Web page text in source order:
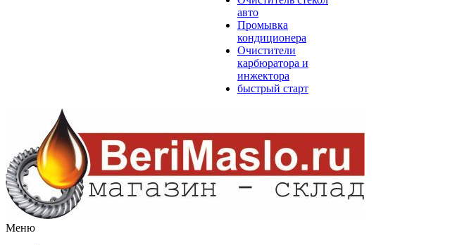
авто
Промывка
кондиционера
Очистители
карбюратора и
инжектора
быстрый старт
Меню